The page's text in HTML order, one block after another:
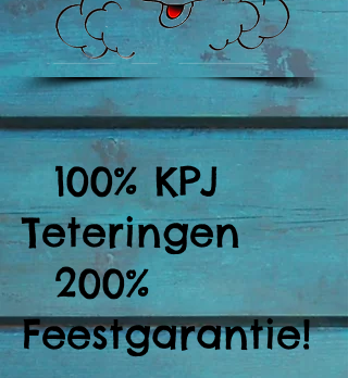
100% KPJ
Teteringen
200%
Feestgarantie!